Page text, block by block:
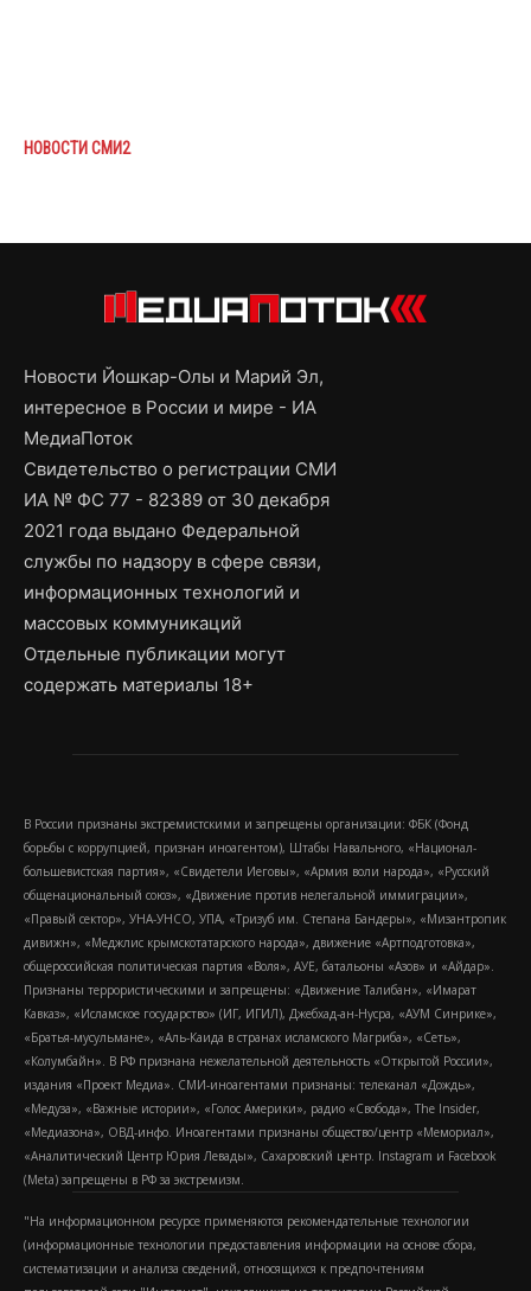
НОВОСТИ СМИ2
Новости Йошкар-Олы и Марий Эл,
интересное в России и мире - ИА
МедиаПоток
Свидетельство о регистрации СМИ
ИА № ФС 77 - 82389 от 30 декабря
2021 года выдано Федеральной
службы по надзору в сфере связи,
информационных технологий и
массовых коммуникаций
Отдельные публикации могут
содержать материалы 18+
В России признаны экстремистскими и запрещены организации: ФБК (Фонд
борьбы с коррупцией, признан иноагентом), Штабы Навального, «Национал-
большевистская партия», «Свидетели Иеговы», «Армия воли народа», «Русский
общенациональный союз», «Движение против нелегальной иммиграции»,
«Правый сектор», УНА-УНСО, УПА, «Тризуб им. Степана Бандеры», «Мизантропик
дивижн», «Меджлис крымскотатарского народа», движение «Артподготовка»,
общероссийская политическая партия «Воля», АУЕ, батальоны «Азов» и «Айдар».
Признаны террористическими и запрещены: «Движение Талибан», «Имарат
Кавказ», «Исламское государство» (ИГ, ИГИЛ), Джебхад-ан-Нусра, «АУМ Синрике»,
«Братья-мусульмане», «Аль-Каида в странах исламского Магриба», «Сеть»,
«Колумбайн». В РФ признана нежелательной деятельность «Открытой России»,
издания «Проект Медиа». СМИ-иноагентами признаны: телеканал «Дождь»,
«Медуза», «Важные истории», «Голос Америки», радио «Свобода», The Insider,
«Медиазона», ОВД-инфо. Иноагентами признаны общество/центр «Мемориал»,
«Аналитический Центр Юрия Левады», Сахаровский центр. Instagram и Facebook
(Metа) запрещены в РФ за экстремизм.
"На информационном ресурсе применяются рекомендательные технологии
(информационные технологии предоставления информации на основе сбора,
систематизации и анализа сведений, относящихся к предпочтениям